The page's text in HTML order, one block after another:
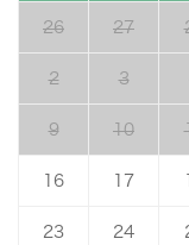
26 27
2 3
9 10
16 17
23 24